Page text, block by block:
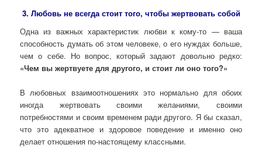
3. Любовь не всегда стоит того, чтобы жертвовать собой
Одна из важных характеристик любви к кому-то — ваша
способность думать об этом человеке, о его нуждах больше,
чем о себе. Но вопрос, который задают довольно редко:
«Чем вы жертвуете для другого, и стоит ли оно того?»
В любовных взаимоотношениях это нормально для обоих
иногда жертвовать своими желаниями, своими
потребностями и своим временем ради другого. Я бы сказал,
что это адекватное и здоровое поведение и именно оно
делает отношения по-настоящему классными.